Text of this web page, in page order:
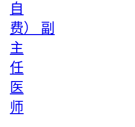
自
费） 副
主
任
医
师